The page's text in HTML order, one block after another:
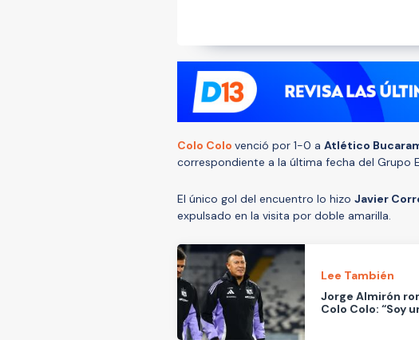
Colo Colo venció por 1-0 a Atlético
correspondiente a la última fecha del Grupo
El único gol del encuentro lo hizo Javier
expulsado en la visita por doble amarilla.
Lee También
Jorge Almirón
Colo Colo: “Soy